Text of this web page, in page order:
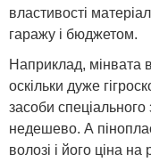
властивості
гаражу і бюджетом.
Наприклад, мінвата
оскільки дуже
засоби
недешево. А
волозі і його ціна